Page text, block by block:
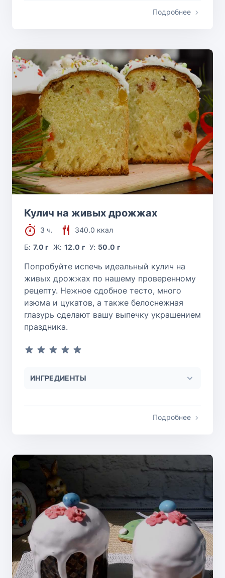
Подробнее
Кулич на живых дрожжах
3 ч.
340.0 ккал
Б:7.0 г Ж: 12.0 г У: 50.0 г
Попробуйте испечь идеальный кулич на
живых дрожжах по нашему проверенному
рецепту. Нежное сдобное тесто, много
изюма и цукатов, а также белоснежная
глазурь сделают вашу выпечку украшением
праздника.
ИНГРЕДИЕНТЫ
Подробнее